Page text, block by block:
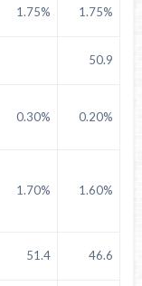
1.75% 1.75%
50.9
0.30% 0.20%
1.70% 1.60%
51.4 46.6